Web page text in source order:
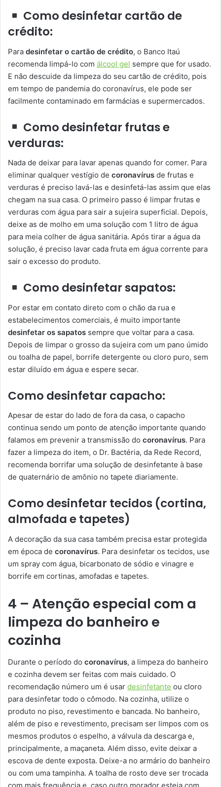
Como desinfetar cartão de
crédito:
Para desinfetar o cartão de crédito, o Banco Itaú
recomenda limpá-lo com álcool gel sempre que for usado.
E não descuide da limpeza do seu cartão de crédito, pois
em tempo de pandemia do coronavírus, ele pode ser
facilmente contaminado em farmácias e supermercados.
Como desinfetar frutas e
verduras:
Nada de deixar para lavar apenas quando for comer. Para
eliminar qualquer vestígio de coronavírus de frutas e
verduras é preciso lavá-las e desinfetá-las assim que elas
chegam na sua casa. O primeiro passo é limpar frutas e
verduras com água para sair a sujeira superficial. Depois,
deixe as de molho em uma solução com 1 litro de água
para meia colher de água sanitária. Após tirar a água da
solução, é preciso lavar cada fruta em água corrente para
sair o excesso do produto.
Como desinfetar sapatos:
Por estar em contato direto com o chão da rua e
estabelecimentos comerciais, é muito importante
desinfetar os sapatos sempre que voltar para a casa.
Depois de limpar o grosso da sujeira com um pano úmido
ou toalha de papel, borrife detergente ou cloro puro, sem
estar diluído em água e espere secar.
Como desinfetar capacho:
Apesar de estar do lado de fora da casa, o capacho
continua sendo um ponto de atenção importante quando
falamos em prevenir a transmissão do coronavírus. Para
fazer a limpeza do item, o Dr. Bactéria, da Rede Record,
recomenda borrifar uma solução de desinfetante à base
de quaternário de amônio no tapete diariamente.
Como desinfetar tecidos (cortina,
almofada e tapetes)
A decoração da sua casa também precisa estar protegida
em época de coronavírus. Para desinfetar os tecidos, use
um spray com água, bicarbonato de sódio e vinagre e
borrife em cortinas, amofadas e tapetes.
4 – Atenção especial com a
limpeza do banheiro e
cozinha
Durante o período do coronavírus, a limpeza do banheiro
e cozinha devem ser feitas com mais cuidado. O
recomendação número um é usar desinfetante ou cloro
para desinfetar todo o cômodo. Na cozinha, utilize o
produto no piso, revestimento e bancada. No banheiro,
além de piso e revestimento, precisam ser limpos com os
mesmos produtos o espelho, a válvula da descarga e,
principalmente, a maçaneta. Além disso, evite deixar a
escova de dente exposta. Deixe-a no armário do banheiro
ou com uma tampinha. A toalha de rosto deve ser trocada